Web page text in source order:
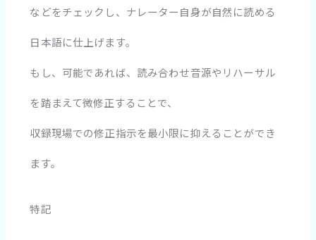
などをチェックし、ナレーター自身が自然に読める
日本語に仕上げます。
もし、可能であれば、読み合わせ音源やリハーサル
を踏まえて微修正することで、
収録現場での修正指示を最小限に抑えることができ
ます。
特記